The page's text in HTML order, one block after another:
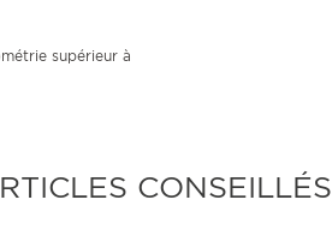
supérieur à
CONSEILLÉS